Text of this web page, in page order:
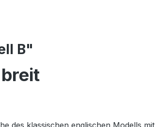
B"
des klassischen englischen Modells